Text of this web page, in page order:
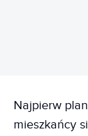
Najpierw
mieszkańcy